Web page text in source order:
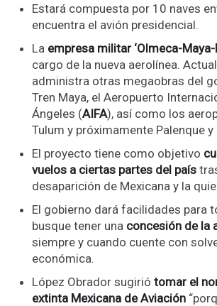
Estará compuesta por 10 naves
encuentra el avión presidencial.
La empresa militar ‘Olmeca-Maya-
cargo de la nueva aerolínea.
administra otras megaobras del
Tren Maya, el Aeropuerto
Ángeles (AIFA), así como los
Tulum y próximamente Palenque y
El proyecto tiene como objetivo
vuelos a ciertas partes del país
desaparición de Mexicana y la
El gobierno dará facilidades para
busque tener una concesión de la
siempre y cuando cuente con
económica.
López Obrador sugirió tomar el
extinta Mexicana de Aviación